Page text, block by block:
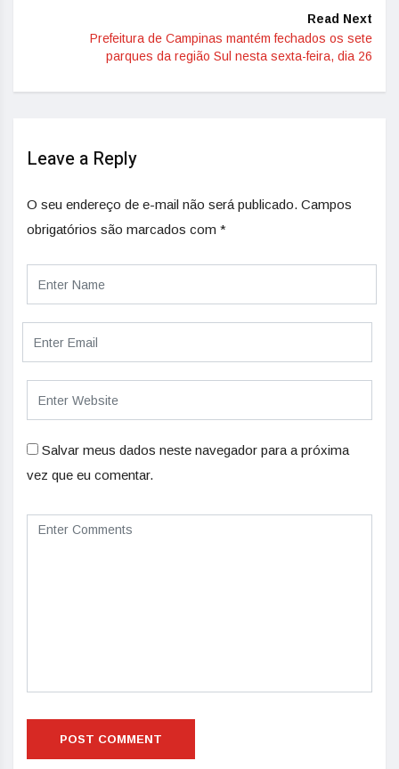
Read Next
Prefeitura de Campinas mantém fechados os sete
parques da região Sul nesta sexta-feira, dia 26
Leave a Reply
O seu endereço de e-mail não será publicado. Campos
obrigatórios são marcados com *
Salvar meus dados neste navegador para a próxima
vez que eu comentar.